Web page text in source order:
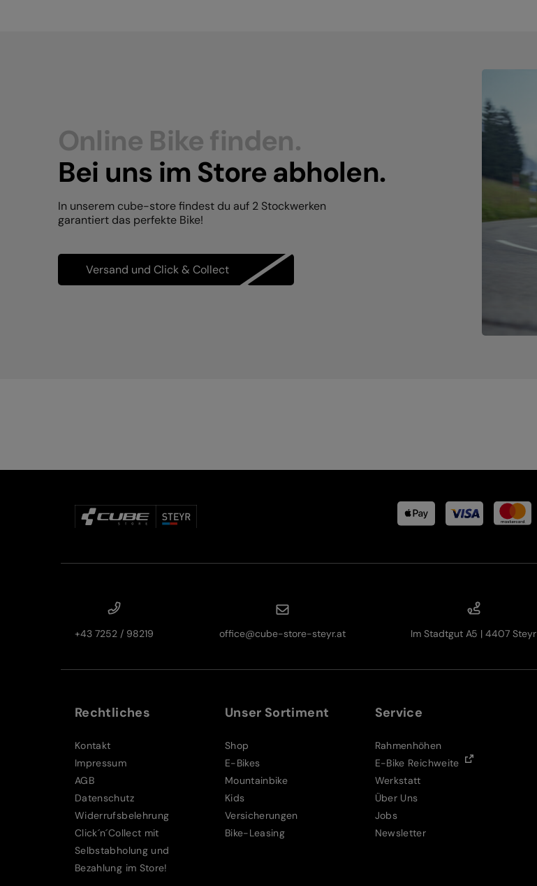
Online Bike finden.
Bei uns im Store abholen.
In unserem cube-store findest du auf 2 Stockwerken
garantiert das perfekte Bike!
Versand und Click & Collect
+43 7252 / 98219 office@cube-store-steyr.at Im Stadtgut A5 | 4407 Steyr
Rechtliches
Kontakt
Impressum
AGB
Datenschutz
Widerrufsbelehrung
Click´n´Collect mit
Selbstabholung und
Bezahlung im Store!
Unser Sortiment
Shop
E-Bikes
Mountainbike
Kids
Versicherungen
Bike-Leasing
Service
Rahmenhöhen
E-Bike Reichweite
Werkstatt
Über Uns
Jobs
Newsletter